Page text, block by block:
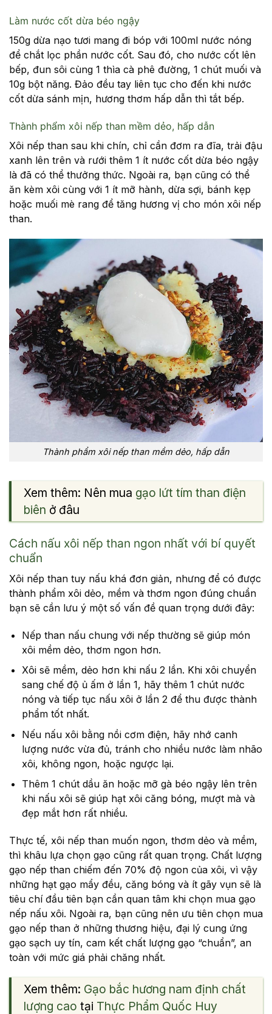
Làm nước cốt dừa béo ngậy
150g dừa nạo tươi mang đi bóp với 100ml nước nóng
để chắt lọc phần nước cốt. Sau đó, cho nước cốt lên
bếp, đun sôi cùng 1 thìa cà phê đường, 1 chút muối và
10g bột năng. Đảo đều tay liên tục cho đến khi nước
cốt dừa sánh mịn, hương thơm hấp dẫn thì tắt bếp.
Thành phẩm xôi nếp than mềm dẻo, hấp dẫn
Xôi nếp than sau khi chín, chỉ cần đơm ra đĩa, trải đậu
xanh lên trên và rưới thêm 1 ít nước cốt dừa béo ngậy
là đã có thể thưởng thức. Ngoài ra, bạn cũng có thể
ăn kèm xôi cùng với 1 ít mỡ hành, dừa sợi, bánh kẹp
hoặc muối mè rang để tăng hương vị cho món xôi nếp
than.
Thành phẩm xôi nếp than mềm dẻo, hấp dẫn
Xem thêm: Nên mua gạo lứt tím than điện
biên ở đâu
Cách nấu xôi nếp than ngon nhất với bí quyết
chuẩn
Xôi nếp than tuy nấu khá đơn giản, nhưng để có được
thành phẩm xôi dẻo, mềm và thơm ngon đúng chuẩn
bạn sẽ cần lưu ý một số vấn đề quan trọng dưới đây:
Nếp than nấu chung với nếp thường sẽ giúp món
xôi mềm dẻo, thơm ngon hơn.
Xôi sẽ mềm, dẻo hơn khi nấu 2 lần. Khi xôi chuyển
sang chế độ ủ ấm ở lần 1, hãy thêm 1 chút nước
nóng và tiếp tục nấu xôi ở lần 2 để thu được thành
phẩm tốt nhất.
Nếu nấu xôi bằng nồi cơm điện, hãy nhớ canh
lượng nước vừa đủ, tránh cho nhiều nước làm nhão
xôi, không ngon, hoặc ngược lại.
Thêm 1 chút dầu ăn hoặc mỡ gà béo ngậy lên trên
khi nấu xôi sẽ giúp hạt xôi căng bóng, mượt mà và
đẹp mắt hơn rất nhiều.
Thực tế, xôi nếp than muốn ngon, thơm dẻo và mềm,
thì khâu lựa chọn gạo cũng rất quan trọng. Chất lượng
gạo nếp than chiếm đến 70% độ ngon của xôi, vì vậy
những hạt gạo mẩy đều, căng bóng và ít gãy vụn sẽ là
tiêu chí đầu tiên bạn cần quan tâm khi chọn mua gạo
nếp nấu xôi. Ngoài ra, bạn cũng nên ưu tiên chọn mua
gạo nếp than ở những thương hiệu, đại lý cung ứng
gạo sạch uy tín, cam kết chất lượng gạo “chuẩn”, an
toàn với mức giá phải chăng nhất.
Xem thêm: Gạo bắc hương nam định chất
lượng cao tại Thực Phẩm Quốc Huy